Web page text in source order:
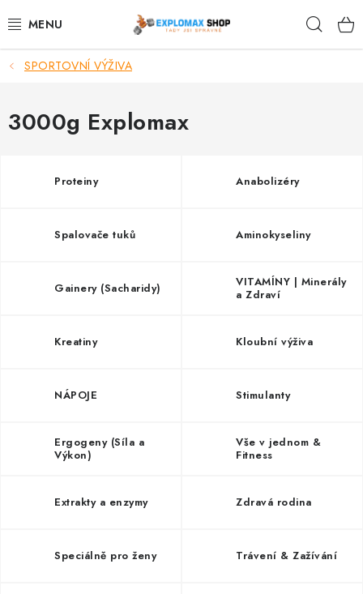
na
%AKCE
NOVINKY
SPORTOVNÍ VYBAVENÍ
KRÁSA A WELLNESS
Podmínky ochrany osobních údajů
Doprava a platba
Slevový systém
SPORTOVNÍ VÝŽIVA
3000g Explomax
Proteiny Anabolizéry
Spalovače tuků Aminokyseliny
Gainery (Sacharidy)
VITAMÍNY | Minerály
a Zdraví
Kreatiny Kloubní výživa
NÁPOJE Stimulanty
Ergogeny (Síla a
Výkon)
Vše v jednom &
Fitness
Extrakty a enzymy Zdravá rodina
Speciálně pro ženy Trávení & Zažívání